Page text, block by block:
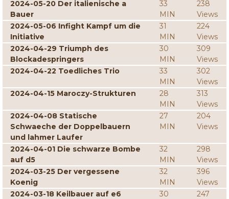
2024-05-20 Der italienische a
Bauer
33
MIN
238
Views
2024-05-06 Infight Kampf um die
Initiative
31
MIN
224
Views
2024-04-29 Triumph des
Blockadespringers
30
MIN
309
Views
2024-04-22 Toedliches Trio
33
MIN
302
Views
2024-04-15 Maroczy-Strukturen
28
MIN
313
Views
2024-04-08 Statische
Schwaeche der Doppelbauern
und lahmer Laufer
27
MIN
204
Views
2024-04-01 Die schwarze Bombe
auf d5
32
MIN
298
Views
2024-03-25 Der vergessene
Koenig
32
MIN
396
Views
2024-03-18 Keilbauer auf e6
30
247